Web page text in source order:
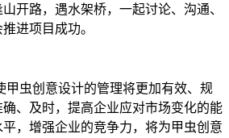
开路，遇水架桥，一起讨论、沟通、
进项目成功。
甲虫创意设计的管理将更加有效、规
、及时，提高企业应对市场变化的能
，增强企业的竞争力，将为甲虫创意